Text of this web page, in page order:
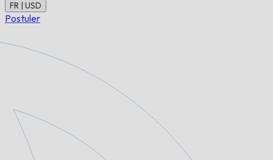
FR | USD
Postuler